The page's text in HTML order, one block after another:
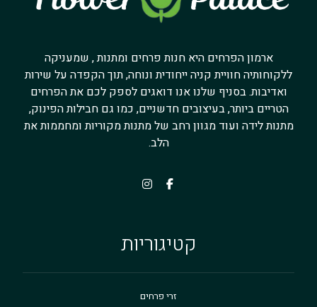
ארמון הפרחים היא חנות פרחים ומתנות , שמעניקה
ללקוחותיה חוויית קניה ייחודית ונוחה, תוך הקפדה על שירות
ואדיבות. בסניף שלנו אנו דואגים לספק לכם את הפרחים
הטריים ביותר, בעיצובים חדשניים, כמו גם חבילות הפינוק,
מתנות לידה ועוד מגוון רחב של מתנות מקוריות ומחממות את
הלב.
קטיגוריות
זרי פרחים